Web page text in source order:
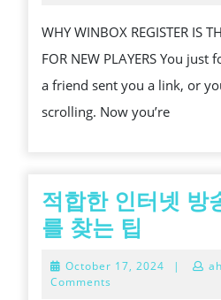
,
WHY WINBOX REGISTER IS
FOR NEW PLAYERS You
a friend sent you a link, or
scrolling. Now you’re
적합한 인터넷 방
를 찾는 팁
October 17, 2024 October
|
Comments